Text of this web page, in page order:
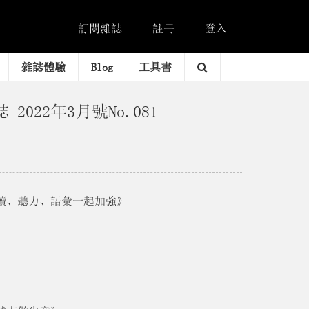
訂閱雜誌 註冊 登入
雜誌體驗 Blog 工具書
2022年3月號No.081
聽力、語彙一起加強》